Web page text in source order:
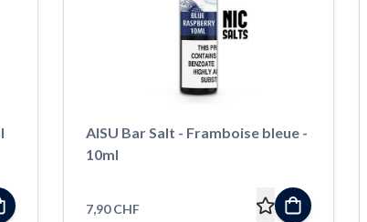
AISU Bar Salt - Framboise bleue -
10ml
7,90 CHF